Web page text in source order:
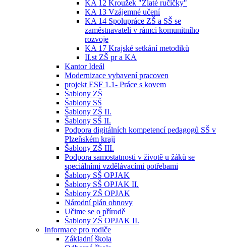
KA 12 Kroužek "Zlaté ručičky"
KA 13 Vzájemné učení
KA 14 Spolupráce ZŠ a SŠ se
zaměstnavateli v rámci komunitního
rozvoje
KA 17 Krajské setkání metodiků
II.st ZŠ pr a KA
Kantor Ideál
Modernizace vybavení pracoven
projekt ESF 1.1- Práce s kovem
Šablony ZŠ
Šablony SŠ
Šablony ZŠ II.
Šablony SŠ II.
Podpora digitálních kompetencí pedagogů SŠ v
Plzeňském kraji
Šablony ZŠ III.
Podpora samostatnosti v životě u žáků se
speciálními vzdělávacími potřebami
Šablony SŠ OPJAK
Šablony SŠ OPJAK II.
Šablony ZŠ OPJAK
Národní plán obnovy
Učime se o přírodě
Šablony ZŠ OPJAK II.
Informace pro rodiče
Základní škola